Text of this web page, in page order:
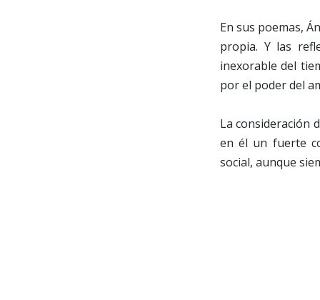
En sus poemas,
propia. Y las
inexorable del
por el poder del
La consideración
en él un fuerte
social, aunque